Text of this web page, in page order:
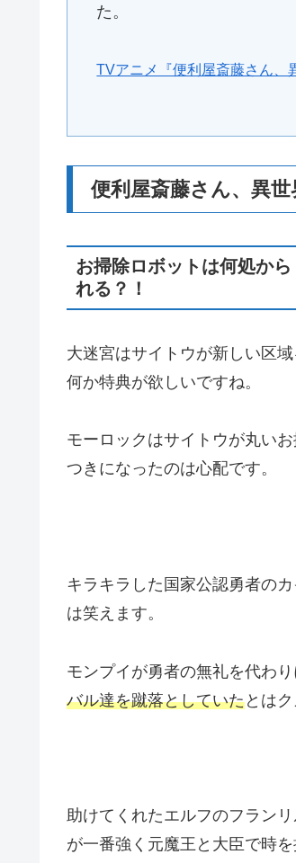
た。
TVアニメ『便利屋斎藤さん、
便利屋斎藤さん、異
お掃除ロボットは何処か
れる？！
大迷宮はサイトウが新しい区
何か特典が欲しいですね。
モーロックはサイトウが丸い
つきになったのは心配です。
キラキラした国家公認勇者のカ
は笑えます。
モンプイが勇者の無礼を代わ
バル達を蹴落としていたとは
助けてくれたエルフのフラン
が一番強く元魔王と大臣で時